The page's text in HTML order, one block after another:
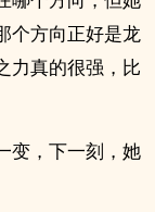
个方向正好是龙
力真的很强，比
变，下一刻，她